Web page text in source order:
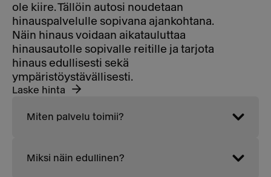
ole kiire. Tällöin autosi noudetaan
hinauspalvelulle sopivana ajankohtana.
Näin hinaus voidaan aikatauluttaa
hinausautolle sopivalle reitille ja tarjota
hinaus edullisesti sekä
ympäristöystävällisesti.
Laske hinta
Miten palvelu toimii?
Miksi näin edullinen?